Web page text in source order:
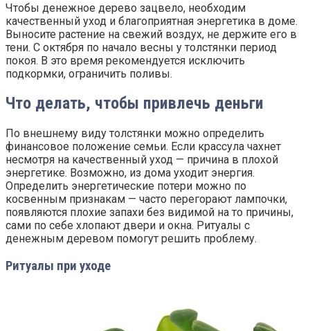
Чтобы денежное дерево зацвело, необходим
качественный уход и благоприятная энергетика в доме.
Выносите растение на свежий воздух, не держите его в
тени. С октября по начало весны у толстянки период
покоя. В это время рекомендуется исключить
подкормки, ограничить поливы.
Что делать, чтобы привлечь деньги
По внешнему виду толстянки можно определить
финансовое положение семьи. Если крассула чахнет
несмотря на качественный уход — причина в плохой
энергетике. Возможно, из дома уходит энергия.
Определить энергетические потери можно по
косвенным признакам — часто перегорают лампочки,
появляются плохие запахи без видимой на то причины,
сами по себе хлопают двери и окна. Ритуалы с
денежным деревом помогут решить проблему.
Ритуалы при уходе